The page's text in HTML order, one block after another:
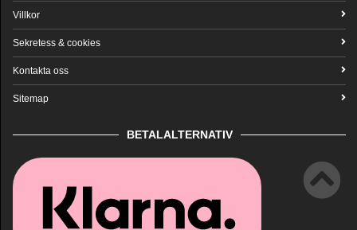
Villkor
Sekretess & cookies
Kontakta oss
Sitemap
BETALALTERNATIV